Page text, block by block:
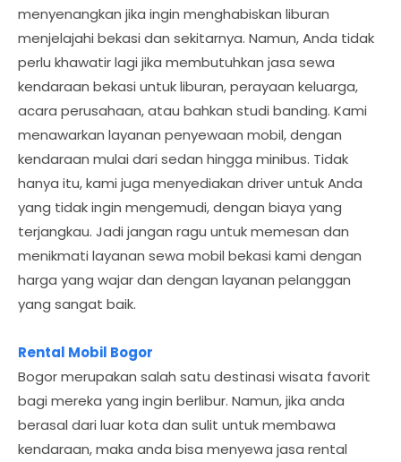
menyenangkan jika ingin menghabiskan liburan
menjelajahi bekasi dan sekitarnya. Namun, Anda tidak
perlu khawatir lagi jika membutuhkan jasa sewa
kendaraan bekasi untuk liburan, perayaan keluarga,
acara perusahaan, atau bahkan studi banding. Kami
menawarkan layanan penyewaan mobil, dengan
kendaraan mulai dari sedan hingga minibus. Tidak
hanya itu, kami juga menyediakan driver untuk Anda
yang tidak ingin mengemudi, dengan biaya yang
terjangkau. Jadi jangan ragu untuk memesan dan
menikmati layanan sewa mobil bekasi kami dengan
harga yang wajar dan dengan layanan pelanggan
yang sangat baik.
Rental Mobil Bogor
Bogor merupakan salah satu destinasi wisata favorit
bagi mereka yang ingin berlibur. Namun, jika anda
berasal dari luar kota dan sulit untuk membawa
kendaraan, maka anda bisa menyewa jasa rental